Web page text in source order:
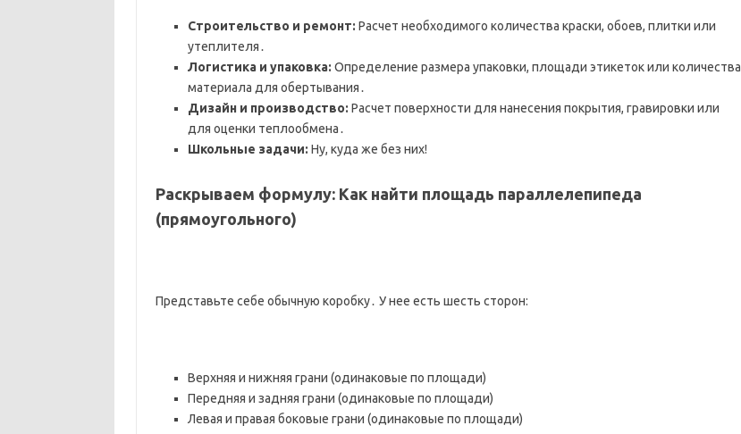
Строительство и ремонт: Расчет необходимого количества краски, обоев, плитки или
утеплителя․
Логистика и упаковка: Определение размера упаковки, площади этикеток или количества
материала для обертывания․
Дизайн и производство: Расчет поверхности для нанесения покрытия, гравировки или
для оценки теплообмена․
Школьные задачи: Ну, куда же без них!
Раскрываем формулу: Как найти площадь параллелепипеда
(прямоугольного)
Представьте себе обычную коробку․ У нее есть шесть сторон:
Верхняя и нижняя грани (одинаковые по площади)
Передняя и задняя грани (одинаковые по площади)
Левая и правая боковые грани (одинаковые по площади)